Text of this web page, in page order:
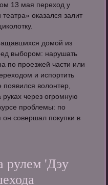
13 мая переход у
оказался залит
домой из
выбором: нарушать
по проезжей части или
и испортить
волонтер,
через огромную
проблемы: по
совершал покупки в
рулем 'Дэу